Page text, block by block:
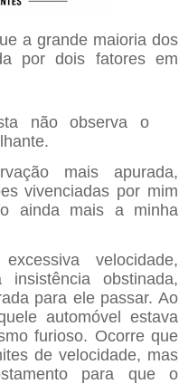
a grande maioria dos
por dois fatores em
não observa o
mais apurada,
vivenciadas por mim
ainda mais a minha
velocidade,
obstinada,
para ele passar. Ao
automóvel estava
furioso. Ocorre que
de velocidade, mas
para que o